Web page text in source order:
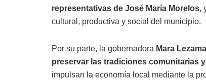
representativas de José María Morelos,
cultural, productiva y social del municipio.
Por su parte, la gobernadora Mara
preservar las tradiciones comunitarias
impulsan la economía local mediante la